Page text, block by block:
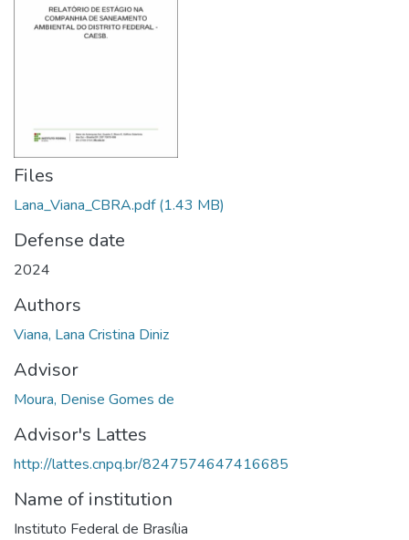
Files
Lana_Viana_CBRA.pdf(1.43 MB)
Defense date
2024
Authors
Viana, Lana Cristina Diniz
Advisor
Moura, Denise Gomes de
Advisor's Lattes
http://lattes.cnpq.br/8247574647416685
Name of institution
Instituto Federal de Brasília